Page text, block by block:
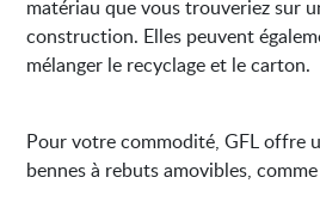
matériau que vous trouveriez sur
construction. Elles peuvent
mélanger le recyclage et le carton.
Pour votre commodité, GFL offre
bennes à rebuts amovibles,